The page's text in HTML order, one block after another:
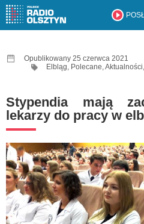
Opublikowany 25 czerwca 2021
Elbląg, Polecane,Aktualności,
Stypendia mają
lekarzy do pracy w